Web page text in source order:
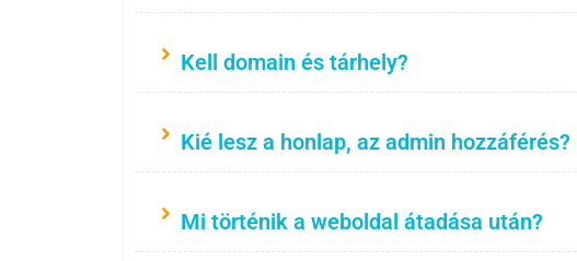
Kell domain és tárhely?
Kié lesz a honlap, az admin hozzáférés?
Mi történik a weboldal átadása után?